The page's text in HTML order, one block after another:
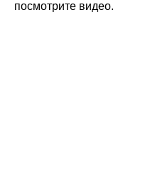
посмотрите видео.